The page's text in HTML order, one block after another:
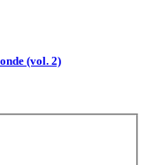
(vol. 2)